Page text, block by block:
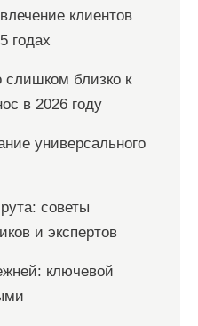
клиентов
годах
слишком близко к
в 2026 году
универсального
советы
и экспертов
ключевой